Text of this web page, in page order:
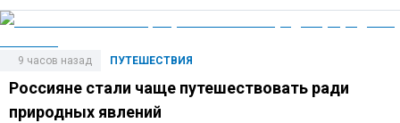
ПУТЕШЕСТВИЯ
9 часов назад
Россияне стали чаще путешествовать ради
природных явлений